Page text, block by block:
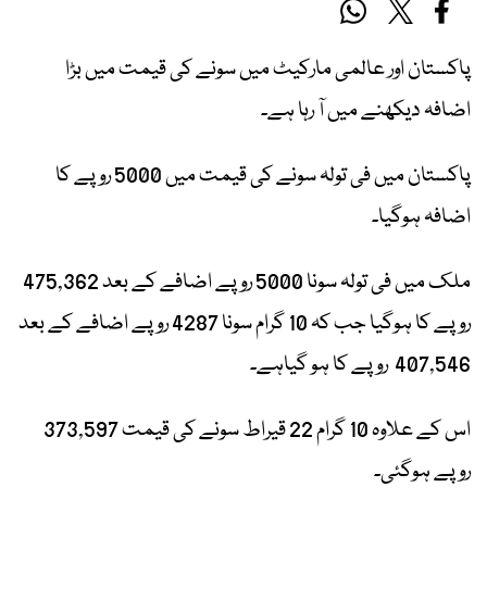
پاکستان اور عالمی مارکیٹ میں سونے کی قیمت میں بڑا
اضافہ دیکھنے میں آ رہا ہے۔
پاکستان میں فی تولہ سونے کی قیمت میں 5000 روپے کا
اضافہ ہوگیا۔
ملک میں فی تولہ سونا 5000 روپے اضافے کے بعد 475,362
روپے کا ہوگیا جب کہ 10 گرام سونا 4287 روپے اضافے کے بعد
407,546 روپے کا ہو گیاہے۔
روپے ہوگئی۔